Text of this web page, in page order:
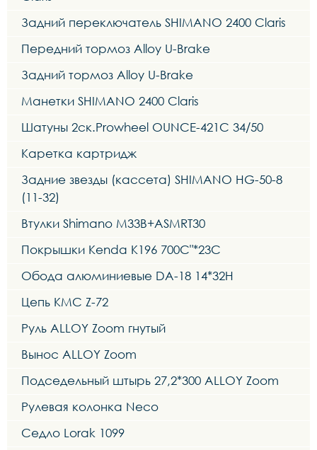
Задний переключатель SHIMANO 2400 Claris
Передний тормоз Alloy U-Brake
Задний тормоз Alloy U-Brake
Манетки SHIMANO 2400 Claris
Шатуны 2ск.Prowheel OUNCE-421C 34/50
Каретка картридж
Задние звезды (кассета) SHIMANO HG-50-8
(11-32)
Втулки Shimano M33B+ASMRT30
Покрышки Kenda K196 700C"*23C
Обода алюминиевые DA-18 14*32H
Цепь KMC Z-72
Руль ALLOY Zoom гнутый
Вынос ALLOY Zoom
Подседельный штырь 27,2*300 ALLOY Zoom
Рулевая колонка Neco
Седло Lorak 1099